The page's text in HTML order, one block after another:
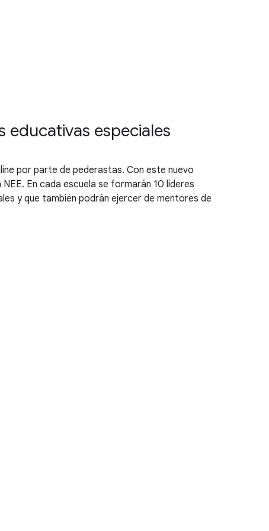
educativas especiales
por parte de pederastas. Con este nuevo
En cada escuela se formarán 10 líderes
y que también podrán ejercer de mentores de